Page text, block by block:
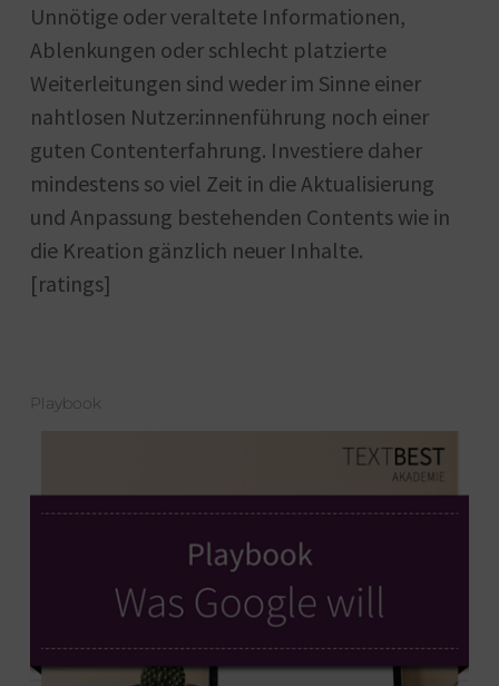
Unnötige oder veraltete Informationen,
Ablenkungen oder schlecht platzierte
Weiterleitungen sind weder im Sinne einer
nahtlosen Nutzer:innenführung noch einer
guten Contenterfahrung. Investiere daher
mindestens so viel Zeit in die Aktualisierung
und Anpassung bestehenden Contents wie in
die Kreation gänzlich neuer Inhalte.
[ratings]
Playbook